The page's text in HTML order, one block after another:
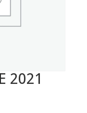
2021